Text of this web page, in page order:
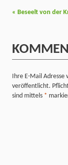
« Beseelt von der
Ihre E-Mail Adresse
veröffentlicht.
sind mittels *